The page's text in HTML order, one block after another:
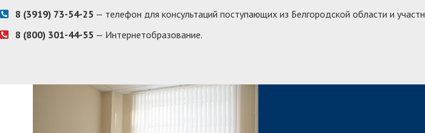
8 (3919) 73-54-25 — телефон для консультаций поступающих из Белгородской области и
8 (800) 301-44-55 — Интернетобразование.